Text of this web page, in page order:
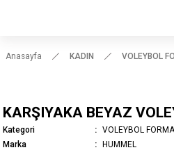
Anasayfa KADIN VOLEYBOL
KARŞIYAKA BEYAZ
Kategori VOLEYBOL FORMA
Marka
HUMMEL